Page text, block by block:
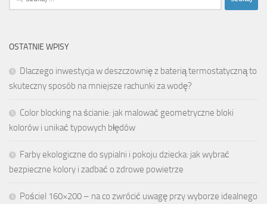
OSTATNIE WPISY
Dlaczego inwestycja w deszczownię z baterią termostatyczną to
skuteczny sposób na mniejsze rachunki za wodę?
Color blocking na ścianie: jak malować geometryczne bloki
kolorów i unikać typowych błędów
Farby ekologiczne do sypialni i pokoju dziecka: jak wybrać
bezpieczne kolory i zadbać o zdrowe powietrze
Pościel 160×200 – na co zwrócić uwagę przy wyborze idealnego